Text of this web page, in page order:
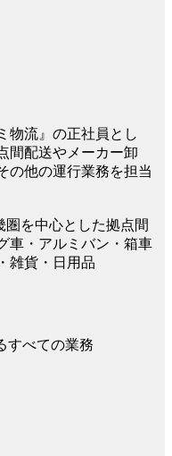
物流』の正社員とし
間配送やメーカー卸
の他の運行業務を担当
を中心とした拠点間
車・アルミバン・箱車
雑貨・日用品
すべての業務